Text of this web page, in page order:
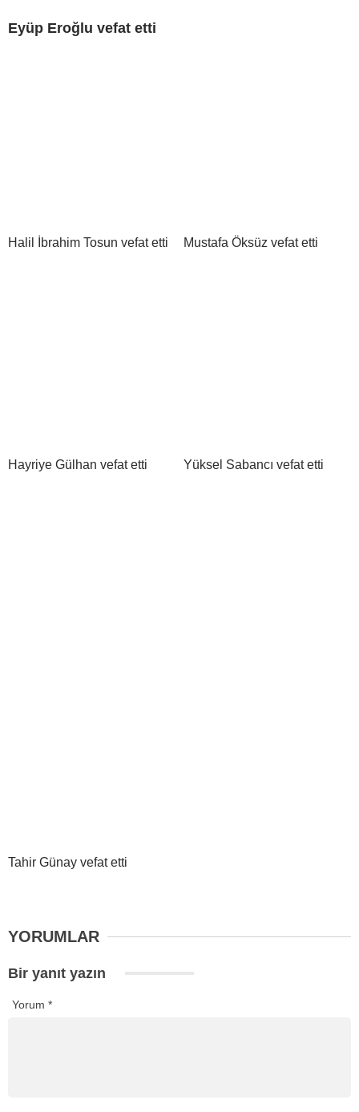
Eyüp Eroğlu vefat etti
Halil İbrahim Tosun vefat etti Mustafa Öksüz vefat etti
Hayriye Gülhan vefat etti Yüksel Sabancı vefat etti
Tahir Günay vefat etti
YORUMLAR
Bir yanıt yazın
Yorum *